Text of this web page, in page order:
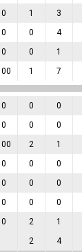
0 1 3
0 0 4
0 0 1
1 7
0 0 0
0 0 0
2 1
0 0 0
0 0 0
0 0 0
0 2 1
2 4